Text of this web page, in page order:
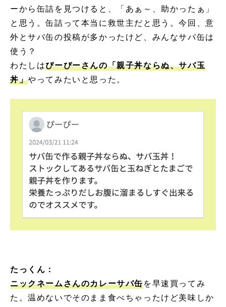
ーから缶詰を見つけると、「あぁ～、助かったぁ」
と思う。缶詰って本当に救世主だと思う。今回、意
外とサバ缶の投稿が多かったけど、みんなサバ缶は
使う？
わたしはぴーぴーさんの「親子丼ならぬ、サバ玉
丼」やってみたいと思った。
たっくん：
ニックネームさんのカレーサバ缶を早速買ってみ
た。温めないでそのまま食べちゃったけど美味しか